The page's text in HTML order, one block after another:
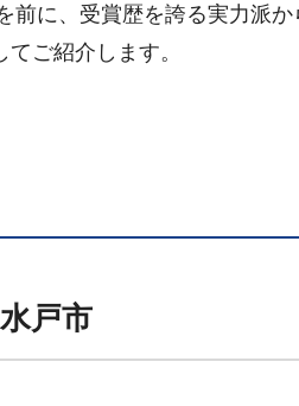
に、受賞歴を誇る実力派か
ご紹介します。
戸市